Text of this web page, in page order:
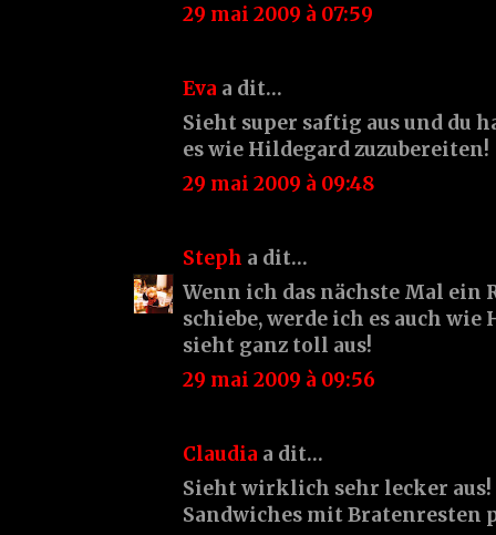
29 mai 2009 à 07:59
Eva a dit…
Sieht super saftig aus und du
es wie Hildegard zuzubereiten!
29 mai 2009 à 09:48
Steph a dit…
Wenn ich das nächste Mal ein
schiebe, werde ich es auch
sieht ganz toll aus!
29 mai 2009 à 09:56
Claudia a dit…
Sieht wirklich sehr lecker
Sandwiches mit Bratenresten